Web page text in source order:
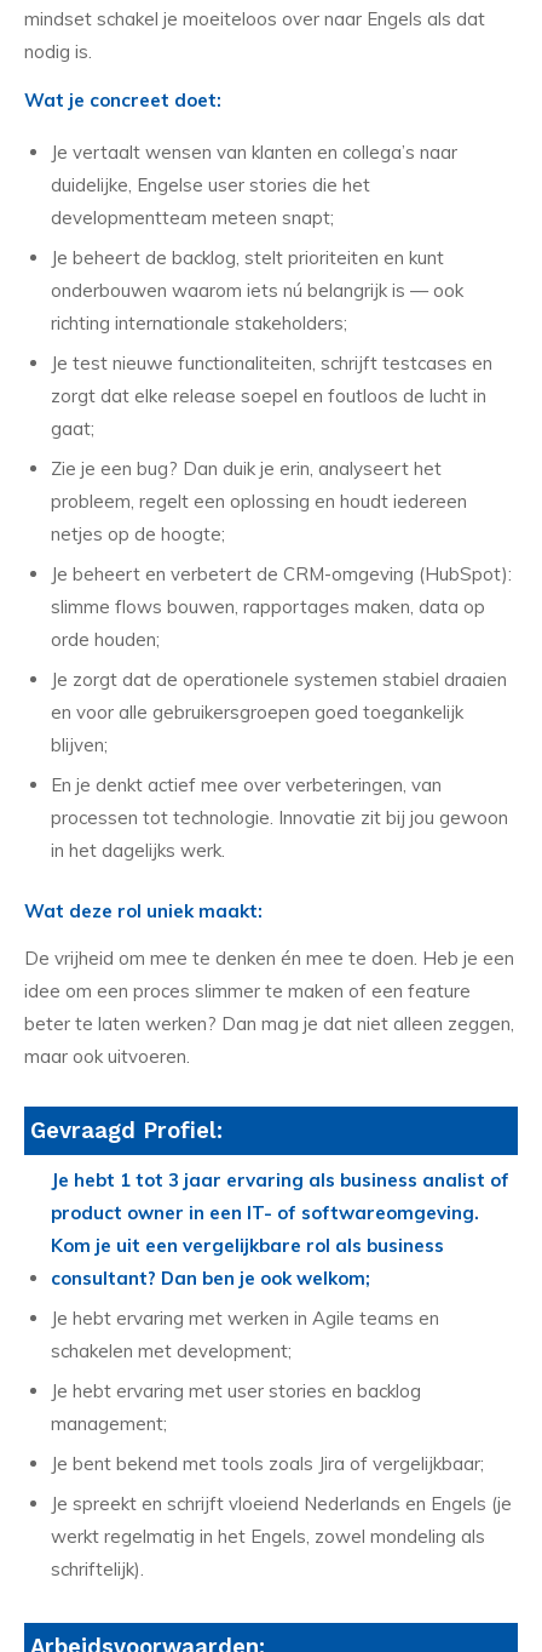
mindset schakel je moeiteloos over naar Engels als dat
nodig is.
Wat je concreet doet:
Je vertaalt wensen van klanten en collega’s naar
duidelijke, Engelse user stories die het
developmentteam meteen snapt;
Je beheert de backlog, stelt prioriteiten en kunt
onderbouwen waarom iets nú belangrijk is — ook
richting internationale stakeholders;
Je test nieuwe functionaliteiten, schrijft testcases en
zorgt dat elke release soepel en foutloos de lucht in
gaat;
Zie je een bug? Dan duik je erin, analyseert het
probleem, regelt een oplossing en houdt iedereen
netjes op de hoogte;
Je beheert en verbetert de CRM-omgeving (HubSpot):
slimme flows bouwen, rapportages maken, data op
orde houden;
Je zorgt dat de operationele systemen stabiel draaien
en voor alle gebruikersgroepen goed toegankelijk
blijven;
En je denkt actief mee over verbeteringen, van
processen tot technologie. Innovatie zit bij jou gewoon
in het dagelijks werk.
Wat deze rol uniek maakt:
De vrijheid om mee te denken én mee te doen. Heb je een
idee om een proces slimmer te maken of een feature
beter te laten werken? Dan mag je dat niet alleen zeggen,
maar ook uitvoeren.
Gevraagd Profiel:
Je hebt 1 tot 3 jaar ervaring als business analist of
product owner in een IT- of softwareomgeving.
Kom je uit een vergelijkbare rol als business
consultant? Dan ben je ook welkom;
Je hebt ervaring met werken in Agile teams en
schakelen met development;
Je hebt ervaring met user stories en backlog
management;
Je bent bekend met tools zoals Jira of vergelijkbaar;
Je spreekt en schrijft vloeiend Nederlands en Engels (je
werkt regelmatig in het Engels, zowel mondeling als
schriftelijk).